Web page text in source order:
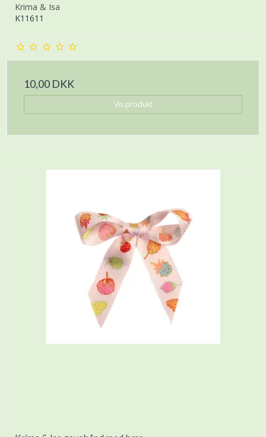
Krima & Isa
K11611
10,00 DKK
Vis produkt